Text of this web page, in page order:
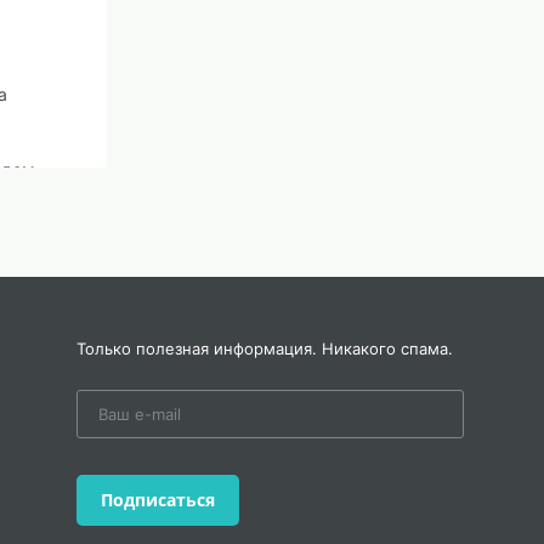
Только полезная информация. Никакого спама.
Подписаться